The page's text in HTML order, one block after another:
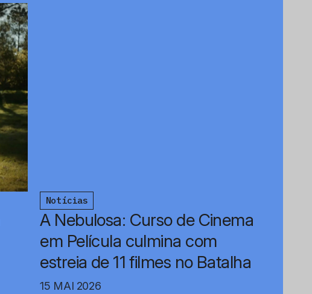
Notícias
A Nebulosa: Curso de Cinema
em Película culmina com
estreia de 11 filmes no Batalha
15 MAI 2026